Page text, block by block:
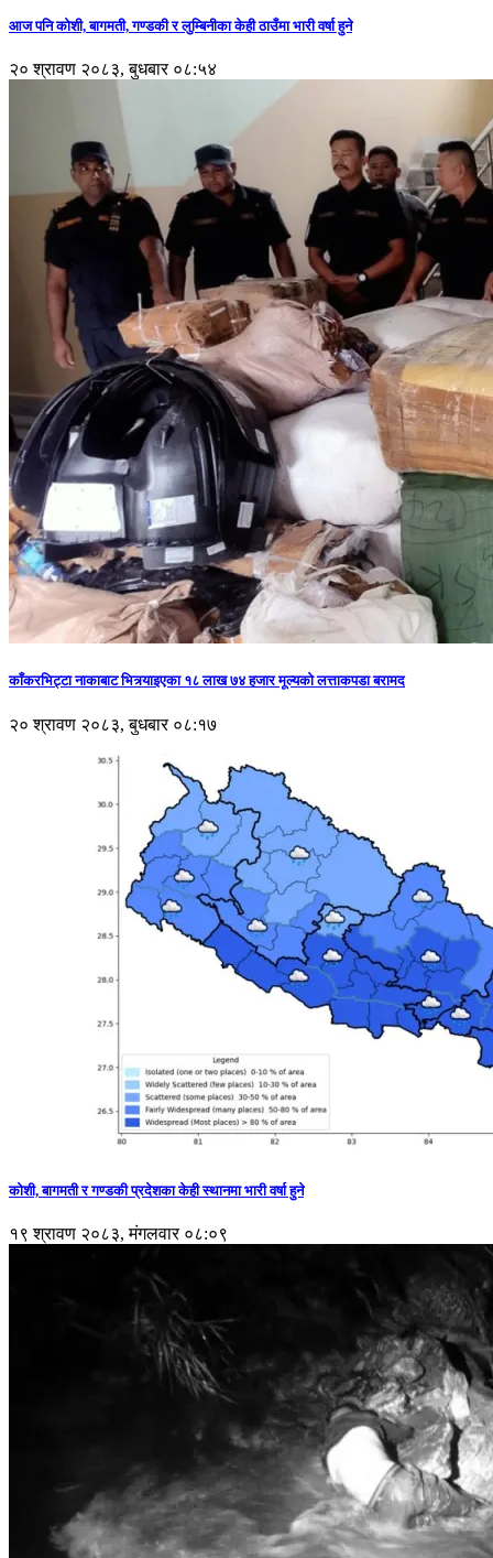
आज पनि कोशी, बागमती, गण्डकी र लुम्बिनीका केही ठाउँमा भारी वर्षा हुने
२० श्रावण २०८३, बुधबार ०८:५४
काँकरभिट्टा नाकाबाट भित्र्याइएका १८ लाख ७४ हजार मूल्यकाे लत्ताकपडा बरामद
२० श्रावण २०८३, बुधबार ०८:१७
कोशी, बागमती र गण्डकी प्रदेशका केही स्थानमा भारी वर्षा हुने
१९ श्रावण २०८३, मंगलवार ०८:०९